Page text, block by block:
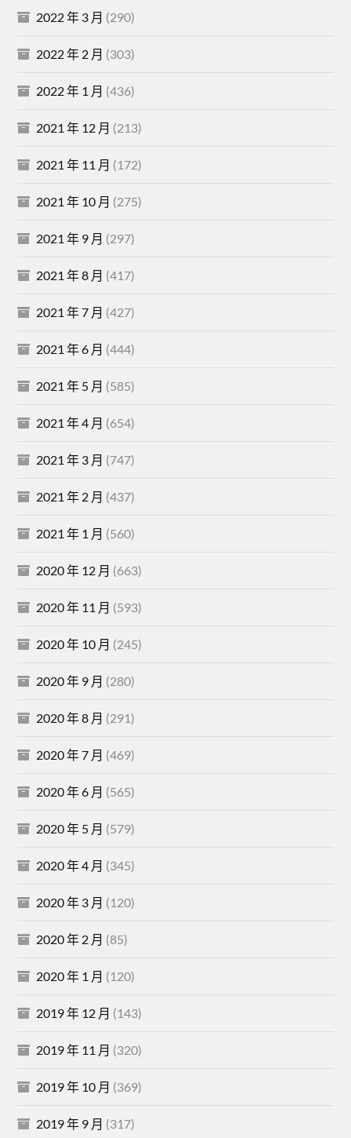
2022 年 3 月 (290)
2022 年 2 月 (303)
2022 年 1 月 (436)
2021 年 12 月 (213)
2021 年 11 月 (172)
2021 年 10 月 (275)
2021 年 9 月 (297)
2021 年 8 月 (417)
2021 年 7 月 (427)
2021 年 6 月 (444)
2021 年 5 月 (585)
2021 年 4 月 (654)
2021 年 3 月 (747)
2021 年 2 月 (437)
2021 年 1 月 (560)
2020 年 12 月 (663)
2020 年 11 月 (593)
2020 年 10 月 (245)
2020 年 9 月 (280)
2020 年 8 月 (291)
2020 年 7 月 (469)
2020 年 6 月 (565)
2020 年 5 月 (579)
2020 年 4 月 (345)
2020 年 3 月 (120)
2020 年 2 月 (85)
2020 年 1 月 (120)
2019 年 12 月 (143)
2019 年 11 月 (320)
2019 年 10 月 (369)
2019 年 9 月 (317)